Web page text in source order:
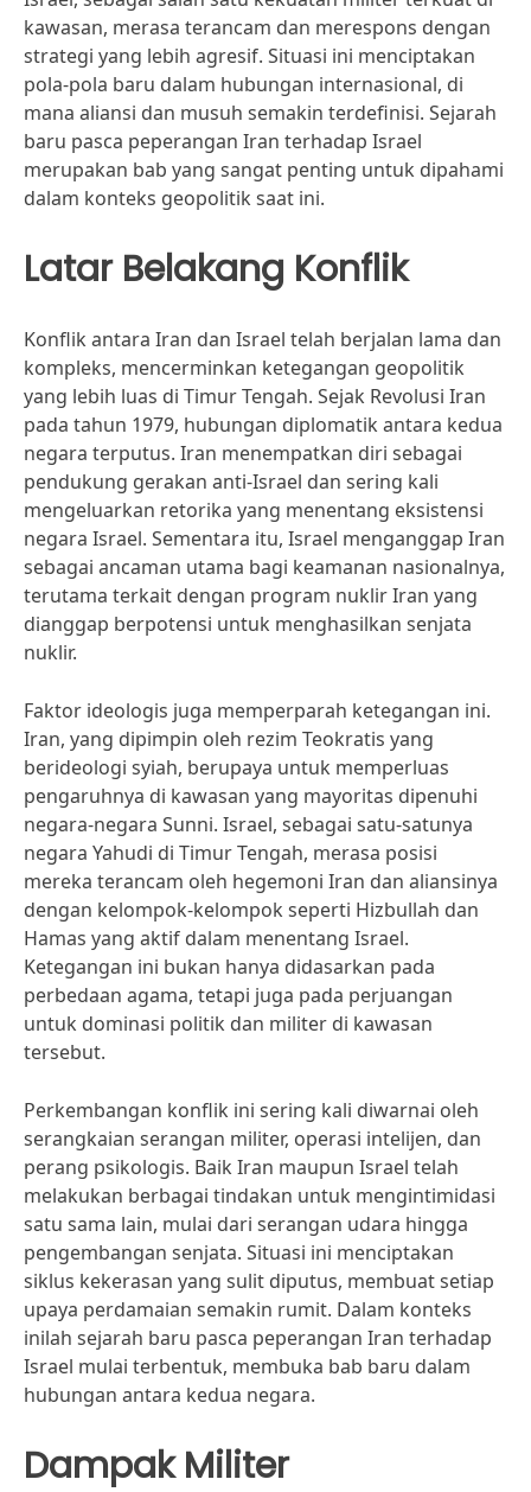
kawasan, merasa terancam dan merespons dengan
strategi yang lebih agresif. Situasi ini menciptakan
pola-pola baru dalam hubungan internasional, di
mana aliansi dan musuh semakin terdefinisi. Sejarah
baru pasca peperangan Iran terhadap Israel
merupakan bab yang sangat penting untuk dipahami
dalam konteks geopolitik saat ini.
Latar Belakang Konflik
Konflik antara Iran dan Israel telah berjalan lama dan
kompleks, mencerminkan ketegangan geopolitik
yang lebih luas di Timur Tengah. Sejak Revolusi Iran
pada tahun 1979, hubungan diplomatik antara kedua
negara terputus. Iran menempatkan diri sebagai
pendukung gerakan anti-Israel dan sering kali
mengeluarkan retorika yang menentang eksistensi
negara Israel. Sementara itu, Israel menganggap Iran
sebagai ancaman utama bagi keamanan nasionalnya,
terutama terkait dengan program nuklir Iran yang
dianggap berpotensi untuk menghasilkan senjata
nuklir.
Faktor ideologis juga memperparah ketegangan ini.
Iran, yang dipimpin oleh rezim Teokratis yang
berideologi syiah, berupaya untuk memperluas
pengaruhnya di kawasan yang mayoritas dipenuhi
negara-negara Sunni. Israel, sebagai satu-satunya
negara Yahudi di Timur Tengah, merasa posisi
mereka terancam oleh hegemoni Iran dan aliansinya
dengan kelompok-kelompok seperti Hizbullah dan
Hamas yang aktif dalam menentang Israel.
Ketegangan ini bukan hanya didasarkan pada
perbedaan agama, tetapi juga pada perjuangan
untuk dominasi politik dan militer di kawasan
tersebut.
Perkembangan konflik ini sering kali diwarnai oleh
serangkaian serangan militer, operasi intelijen, dan
perang psikologis. Baik Iran maupun Israel telah
melakukan berbagai tindakan untuk mengintimidasi
satu sama lain, mulai dari serangan udara hingga
pengembangan senjata. Situasi ini menciptakan
siklus kekerasan yang sulit diputus, membuat setiap
upaya perdamaian semakin rumit. Dalam konteks
inilah sejarah baru pasca peperangan Iran terhadap
Israel mulai terbentuk, membuka bab baru dalam
hubungan antara kedua negara.
Dampak Militer